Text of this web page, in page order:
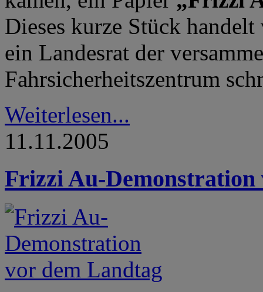
Dieses kurze Stück
ein Landesrat der
Fahrsicherheitszentrum
Weiterlesen...
11.11.2005
Frizzi Au-Demonstration